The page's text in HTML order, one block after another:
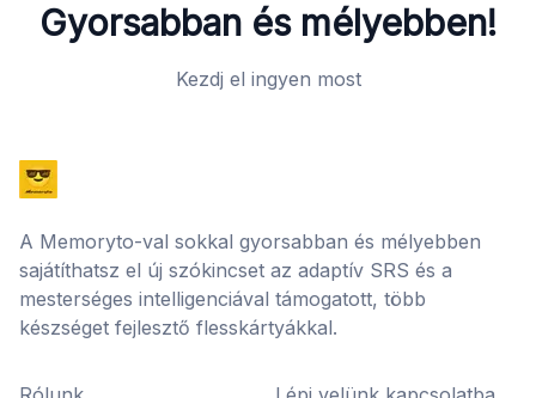
Gyorsabban és mélyebben!
Kezdj el ingyen most
A Memoryto-val sokkal gyorsabban és mélyebben
sajátíthatsz el új szókincset az adaptív SRS és a
mesterséges intelligenciával támogatott, több
készséget fejlesztő flesskártyákkal.